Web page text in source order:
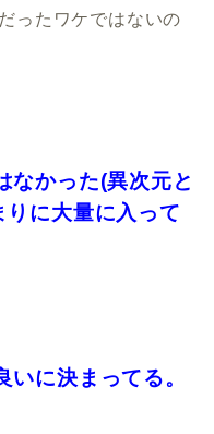
ったワケではないの
なかった(異次元と
に大量に入って
に決まってる。